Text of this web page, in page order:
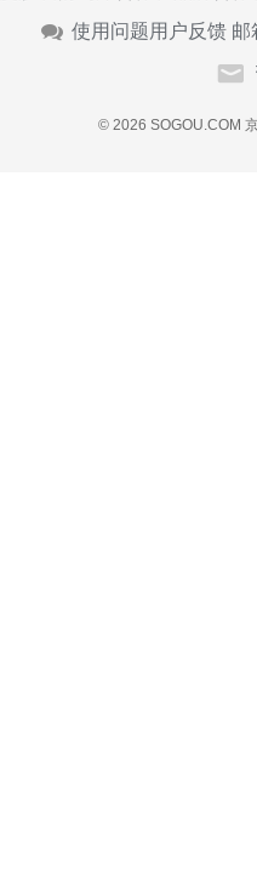
使用问题用户反馈 邮
© 2026 SOGOU.COM